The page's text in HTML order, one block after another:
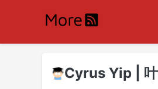
Cyrus Yip |